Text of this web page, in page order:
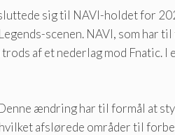
sig til NAVI-holdet for
scenen. NAVI, som har
af et nederlag mod
ændring har til formål at
afslørede områder til